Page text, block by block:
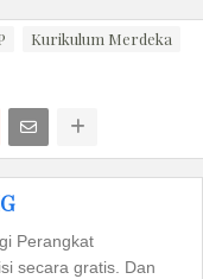
Kurikulum Merdeka
Perangkat
secara gratis. Dan